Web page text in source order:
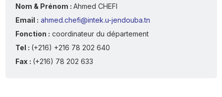
Nom & Prénom : Ahmed CHEFI
Email : ahmed.chefi@intek.u-jendouba.tn
Fonction : coordinateur du département
Tel : (+216) +216 78 202 640
Fax : (+216) 78 202 633